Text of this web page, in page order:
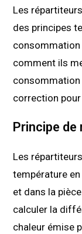
Les
des principes
consommation
comment ils
correction
Principe
Les
température
et dans la
calculer la
chaleur émise